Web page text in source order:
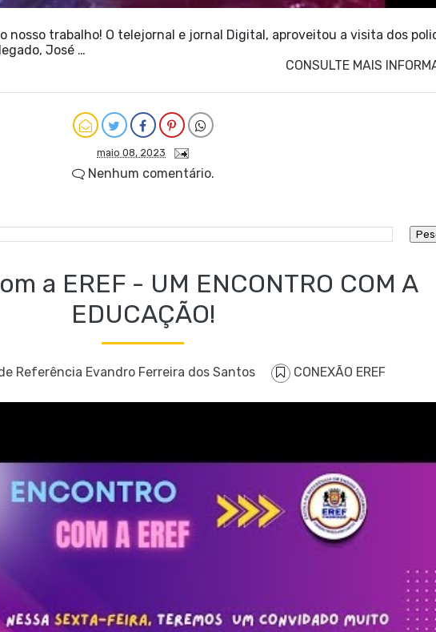
nosso trabalho! O telejornal e jornal Digital, aproveitou a visita dos
José …
CONSULTE MAIS
maio 08, 2023
Nenhum comentário.
a EREF - UM ENCONTRO COM A
EDUCAÇÃO!
Referência Evandro Ferreira dos Santos CONEXÃO EREF